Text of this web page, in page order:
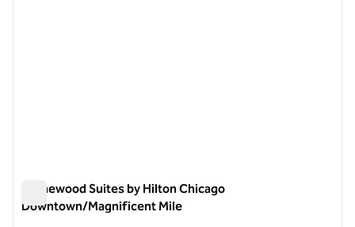
Homewood Suites by Hilton Chicago
Downtown/Magnificent Mile